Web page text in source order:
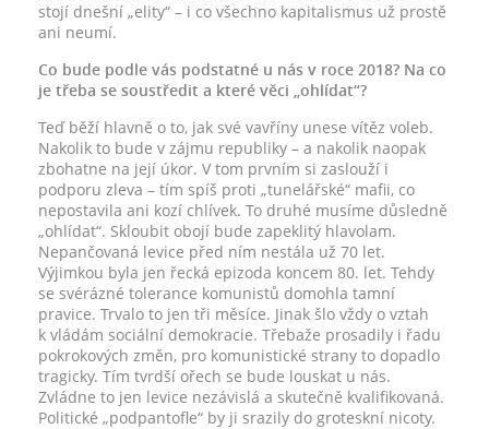
stojí dnešní „elity“ – i co všechno kapitalismus už prostě
ani neumí.
Co bude podle vás podstatné u nás v roce 2018? Na co
je třeba se soustředit a které věci „ohlídat“?
Teď běží hlavně o to, jak své vavříny unese vítěz voleb.
Nakolik to bude v zájmu republiky – a nakolik naopak
zbohatne na její úkor. V tom prvním si zaslouží i
podporu zleva – tím spíš proti „tunelářské“ mafii, co
nepostavila ani kozí chlívek. To druhé musíme důsledně
„ohlídat“. Skloubit obojí bude zapeklitý hlavolam.
Nepančovaná levice před ním nestála už 70 let.
Výjimkou byla jen řecká epizoda koncem 80. let. Tehdy
se svérázné tolerance komunistů domohla tamní
pravice. Trvalo to jen tři měsíce. Jinak šlo vždy o vztah
k vládám sociální demokracie. Třebaže prosadily i řadu
pokrokových změn, pro komunistické strany to dopadlo
tragicky. Tím tvrdší ořech se bude louskat u nás.
Zvládne to jen levice nezávislá a skutečně kvalifikovaná.
Politické „podpantofle“ by ji srazily do groteskní nicoty.